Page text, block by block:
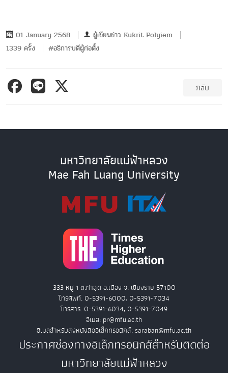
01 January 2568 ผู้เขียนข่าว Kukrit Polyiem
1339 ครั้ง
#อธิการบดีผู้ก่อตั้ง
กลับ
มหาวิทยาลัยแม่ฟ้าหลวง
Mae Fah Luang University
333 หมู่ 1 ต.ท่าสุด อ.เมือง จ. เชียงราย 57100
โทรศัพท์. 0-5391-6000, 0-5391-7034
โทรสาร. 0-5391-6034, 0-5391-7049
อีเมล: pr@mfu.ac.th
อีเมลสำหรับส่งหนังสืออิเล็กทรอนิกส์: saraban@mfu.ac.th
ประกาศช่องทางอิเล็กทรอนิกส์สำหรับติดต่อ
มหาวิทยาลัยแม่ฟ้าหลวง